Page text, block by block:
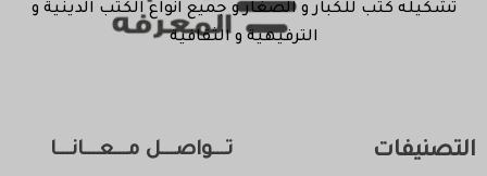
تشكيله كتب للكبار و الصغار و جميع انواع الكتب الدينية و
الترفيهية و الثقافية
التصنيفات تـــواصـــل مـــعـــانـــا